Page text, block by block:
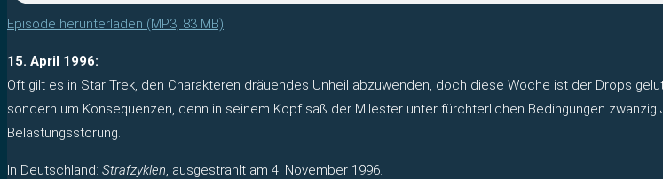
Episode herunterladen (MP3, 83 MB)
15. April 1996:
Oft gilt es in Star Trek, den Charakteren dräuendes Unheil abzuwenden, doch diese Woche ist der Drops
sondern um Konsequenzen, denn in seinem Kopf saß der Milester unter fürchterlichen Bedingungen
Belastungsstörung.
In Deutschland: Strafzyklen, ausgestrahlt am 4. November 1996.